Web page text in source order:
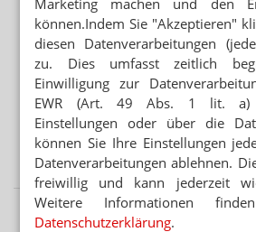
können.Indem Sie "Akzeptieren"
diesen Datenverarbeitungen
zu. Dies umfasst zeitlich
Einwilligung zur
EWR (Art. 49 Abs. 1 lit. a)
Einstellungen oder über die
können Sie Ihre Einstellungen
Datenverarbeitungen ablehnen.
freiwillig und kann jederzeit
Weitere Informationen
Datenschutzerklärung.
gestartet
ADHOC24 VOM 18.12.2025
Frauwallner: Keine
Rezepte gefälscht / Appell an Merz
ADHOC24 VOM 17.12.2025
ApoVWG passiert Kabinett / Abda
prüft OTC-Versandverbot / Clip